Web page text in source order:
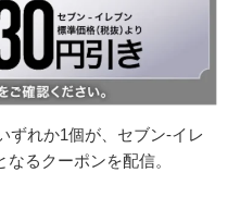
ずれか1個が、セブン-イレ
るクーポンを配信。